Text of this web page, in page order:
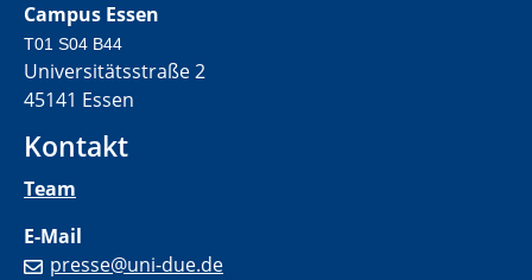
Campus Essen
T01 S04 B44
Universitätsstraße 2
45141 Essen
Kontakt
Team
E-Mail
presse@uni-due.de